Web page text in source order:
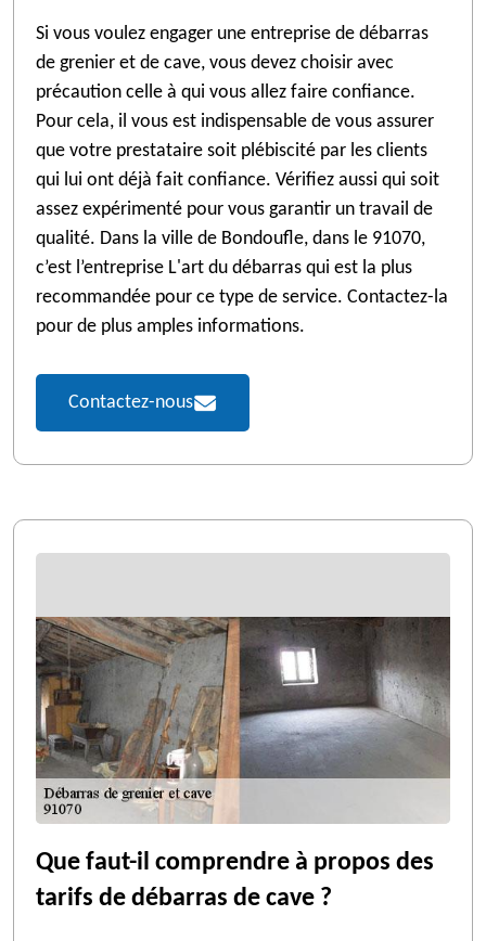
Si vous voulez engager une entreprise de débarras
de grenier et de cave, vous devez choisir avec
précaution celle à qui vous allez faire confiance.
Pour cela, il vous est indispensable de vous assurer
que votre prestataire soit plébiscité par les clients
qui lui ont déjà fait confiance. Vérifiez aussi qui soit
assez expérimenté pour vous garantir un travail de
qualité. Dans la ville de Bondoufle, dans le 91070,
c’est l’entreprise L'art du débarras qui est la plus
recommandée pour ce type de service. Contactez-la
pour de plus amples informations.
Contactez-nous
Que faut-il comprendre à propos des
tarifs de débarras de cave ?